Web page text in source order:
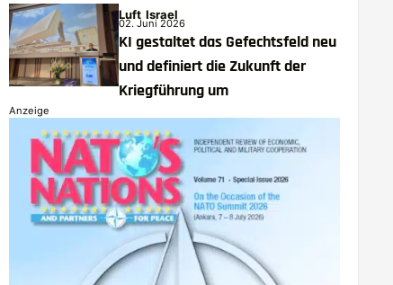
Luft Israel
02. Juni 2026
KI gestaltet das Gefechtsfeld neu
und definiert die Zukunft der
Kriegführung um
Anzeige